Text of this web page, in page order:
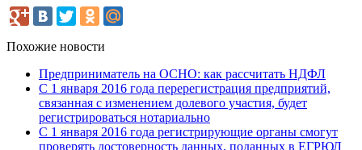
Похожие новости
Предприниматель на ОСНО: как рассчитать НДФЛ
С 1 января 2016 года перерегистрация предприятий,
связанная с изменением долевого участия, будет
регистрироваться нотариально
С 1 января 2016 года регистрирующие органы смогут
проверять достоверность данных, поданных в ЕГРЮЛ